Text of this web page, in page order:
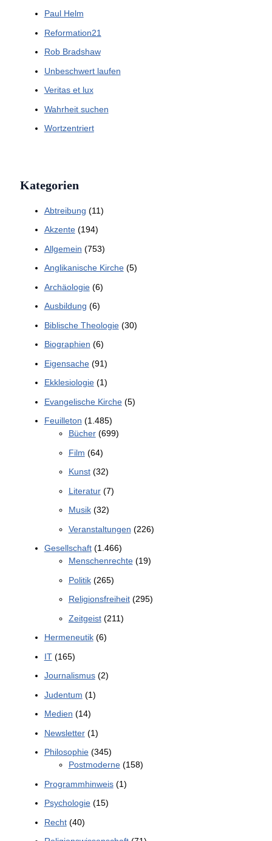
Paul Helm
Reformation21
Rob Bradshaw
Unbeschwert laufen
Veritas et lux
Wahrheit suchen
Wortzentriert
Kategorien
Abtreibung (11)
Akzente(194)
Allgemein (753)
Anglikanische Kirche(5)
Archäologie(6)
Ausbildung (6)
Biblische Theologie(30)
Biographien (6)
Eigensache(91)
Ekklesiologie(1)
Evangelische Kirche(5)
Feuilleton (1.485)
Bücher(699)
Film (64)
Kunst(32)
Literatur(7)
Musik(32)
Veranstaltungen (226)
Gesellschaft(1.466)
Menschenrechte(19)
Politik(265)
Religionsfreiheit(295)
Zeitgeist(211)
Hermeneutik(6)
IT(165)
Journalismus(2)
Judentum (1)
Medien (14)
Newsletter(1)
Philosophie(345)
Postmoderne(158)
Programmhinweis(1)
Psychologie(15)
Recht(40)